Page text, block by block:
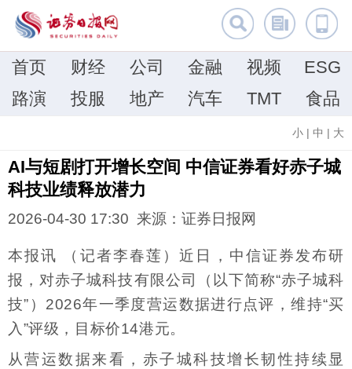
首页 财经 公司 金融 视频
ESG
路演
投服 地产 汽车 TMT 食品
小 | 中 | 大
AI与短剧打开增长空间 中信证券看好赤子城
科技业绩释放潜力
2026-04-30 17:30 来源：证券日报网
本报讯 （记者李春莲）近日，中信证券发布研
报，对赤子城科技有限公司（以下简称“赤子城科
技”）2026年一季度营运数据进行点评，维持“买
入”评级，目标价14港元。
从营运数据来看，赤子城科技增长韧性持续显